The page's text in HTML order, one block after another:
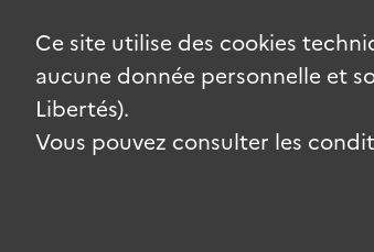
Ce site utilise des cookies
aucune donnée personnelle et
Libertés).
Vous pouvez consulter les